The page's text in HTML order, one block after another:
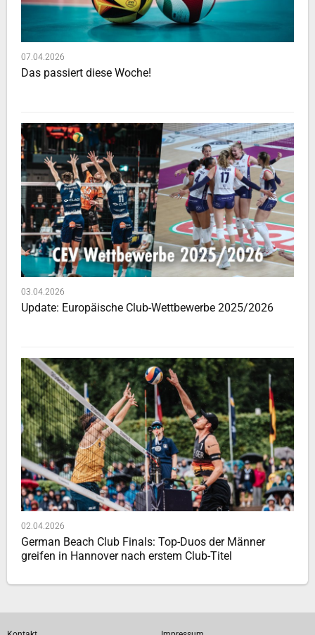
07.04.2026
Das passiert diese Woche!
03.04.2026
Update: Europäische Club-Wettbewerbe 2025/2026
02.04.2026
German Beach Club Finals: Top-Duos der Männer
greifen in Hannover nach erstem Club-Titel